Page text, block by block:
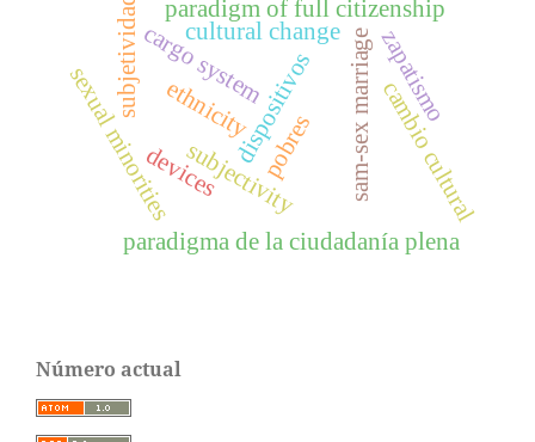
cargo systemdispositivos
pobres
subjectivity
subjetividad sam-sex marriage
paradigm of full citizenship
sexual minorities
paradigma de la ciudadanía plena
cultural change
devices
ethnicity cambio cultural
zapatismo
Número actual